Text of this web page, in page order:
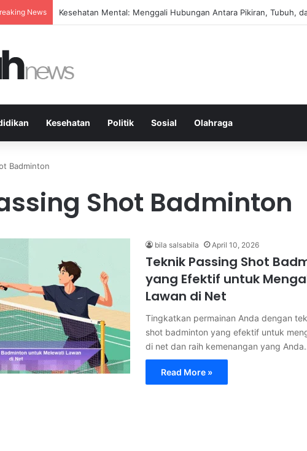
News Kesehatan Mental: Menggali Hubungan Antara Pikiran, Tubuh,
Kesehatan Politik Sosial Olahraga
Badminton
Shot Badminton
bila salsabila April 10, 2026
Teknik Passing Shot
yang Efektif untuk
Lawan di Net
Tingkatkan permainan Anda dengan
shot badminton yang efektif untuk
di net dan raih kemenangan yang
Read More »